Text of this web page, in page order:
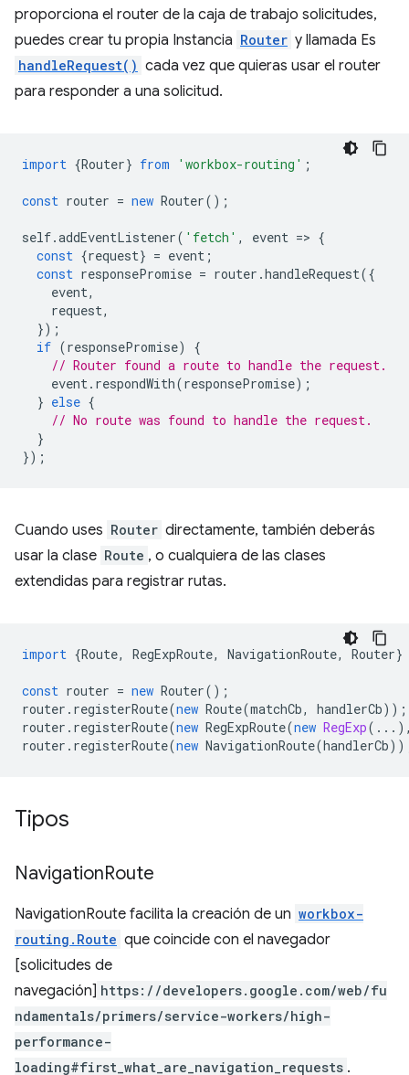
proporciona el router de la caja de trabajo solicitudes,
puedes crear tu propia Instancia Router y llamada Es
handleRequest() cada vez que quieras usar el router
para responder a una solicitud.
import {Router} from 'workbox-routing' ;
const router = new Router();
self.addEventListener( 'fetch' , event => {
const {request} = event ;
const responsePromise = router .handleRequest({
event,
request,
});
if (responsePromise)
{
// Router found a route to handle the request.
event. respondWith(responsePromise);
} else {
// No route was found to handle the request.
}
});
Cuando uses Router directamente, también deberás
usar la clase Route , o cualquiera de las clases
extendidas para registrar rutas.
import {Route, RegExpRoute, NavigationRoute, Router}
const router = new Router();
router . registerRoute(new Route(matchCb, handlerCb));
router . registerRoute(new RegExpRoute(new RegExp
router . registerRoute(new NavigationRoute(handlerCb
Tipos
NavigationRoute
NavigationRoute facilita la creación de un workbox-
routing.Route que coincide con el navegador
[solicitudes de
navegación] https://developers.google.com/web/fu
ndamentals/primers/service-workers/high-
performance-
loading#first_what_are_navigation_requests .